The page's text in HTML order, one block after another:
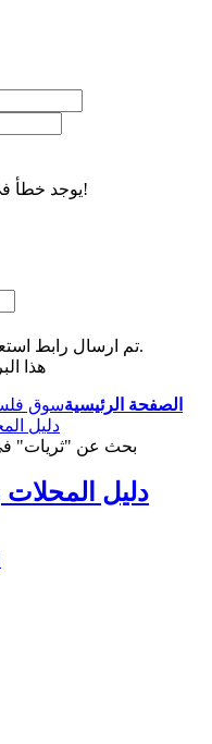
يوجد خطأ في اسم المستخدم أو كلمة المرور!
تم ارسال رابط استعادة كلمة المرور الى بريدك بنجاح.
هذا
الصفحة الرئيسية
دليل
بحث عن "ثريات"
دليل